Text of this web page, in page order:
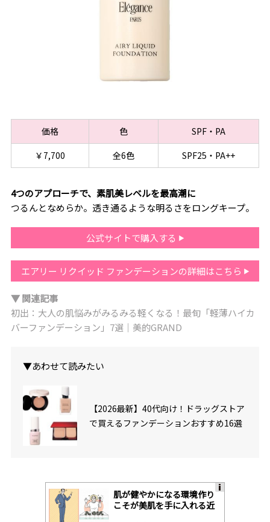
価格 色
SPF・PA
￥7,700
全6色 SPF25・PA++
4つのアプローチで、素肌美レベルを最高潮に
つるんとなめらか。透き通るような明るさをロングキープ。
公式サイトで購入する
エアリー リクイッド ファンデーションの詳細はこちら
▼ 関連記事
初出：大人の肌悩みがみるみる軽くなる！最旬「軽薄ハイカ
バーファンデーション」7選｜美的GRAND
▼あわせて読みたい
【2026最新】40代向け！ドラッグストア
で買えるファンデーションおすすめ16選
肌が健やかになる環境作り
こそが美肌を手に入れる近